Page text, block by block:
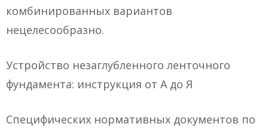
комбинированных вариантов
нецелесообразно.
Устройство незаглубленного ленточного
фундамента: инструкция от А до Я
Специфических нормативных документов по